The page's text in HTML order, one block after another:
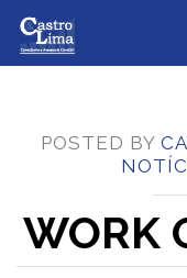
POSTED BY
WORK